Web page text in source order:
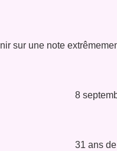
sur une note
8
31 ans